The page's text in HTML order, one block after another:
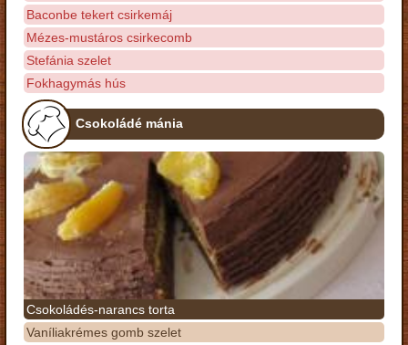
Baconbe tekert csirkemáj
Mézes-mustáros csirkecomb
Stefánia szelet
Fokhagymás hús
Csokoládé mánia
Csokoládés-narancs torta
Vaníliakrémes gomb szelet